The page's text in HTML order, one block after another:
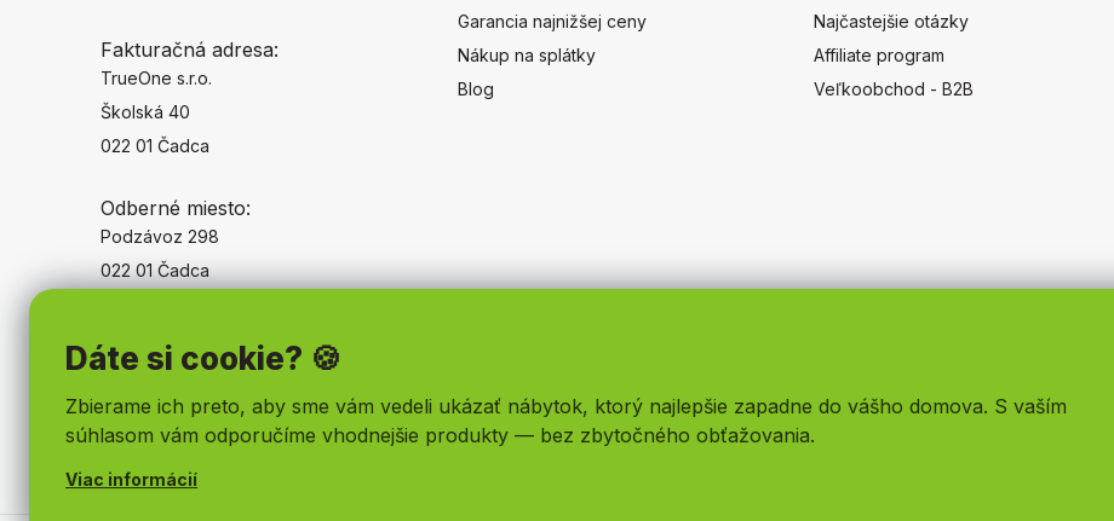
Dáte si cookie? 🍪
Zbierame ich preto, aby sme vám vedeli ukázať nábytok, ktorý najlepšie zapadne do vášho domova. S vaším
súhlasom vám odporučíme vhodnejšie produkty — bez zbytočného obťažovania.
Viac informácií
Fakturačná adresa:
TrueOne s.r.o.
Školská 40
022 01 Čadca
Odberné miesto:
Podzávoz 298
022 01 Čadca
Garancia najnižšej ceny
Nákup na splátky
Blog
Najčastejšie otázky
Affiliate program
Veľkoobchod - B2B